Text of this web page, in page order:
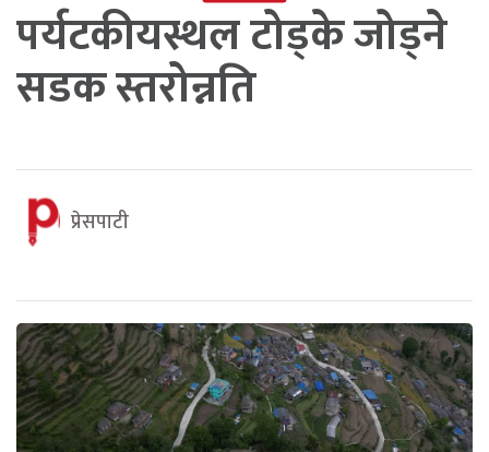
पर्यटकीयस्थल टोड्के जोड्ने
सडक स्तरोन्नति
प्रेसपाटी